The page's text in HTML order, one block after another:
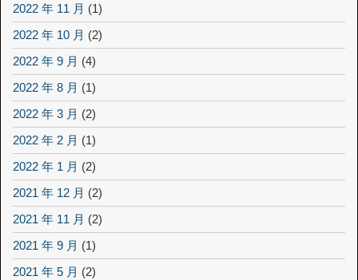
2022 年 11 月 (1)
2022 年 10 月 (2)
2022 年 9 月 (4)
2022 年 8 月 (1)
2022 年 3 月 (2)
2022 年 2 月 (1)
2022 年 1 月 (2)
2021 年 12 月 (2)
2021 年 11 月 (2)
2021 年 9 月 (1)
2021 年 5 月 (2)